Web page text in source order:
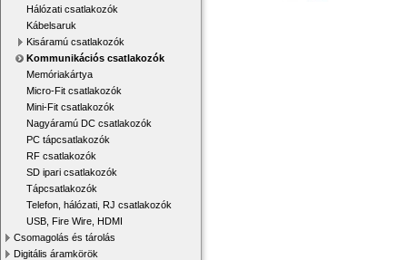
Hálózati csatlakozók
Kábelsaruk
Kisáramú csatlakozók
Kommunikációs csatlakozók
Memóriakártya
Micro-Fit csatlakozók
Mini-Fit csatlakozók
Nagyáramú DC csatlakozók
PC tápcsatlakozók
RF csatlakozók
SD ipari csatlakozók
Tápcsatlakozók
Telefon, hálózati, RJ csatlakozók
USB, Fire Wire, HDMI
Csomagolás és tárolás
Digitális áramkörök